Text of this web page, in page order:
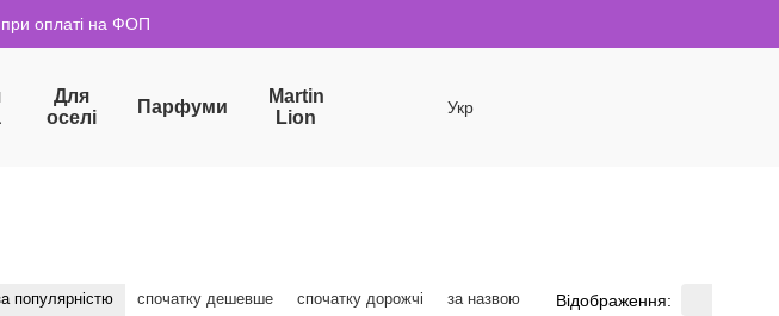
при оплаті на ФОП
Для
оселі
Парфуми
Martin
Lion
Укр
популярністю спочатку дешевше спочатку дорожчі за назвою Відображення: